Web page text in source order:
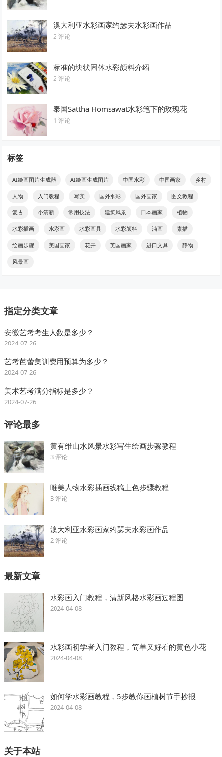
澳大利亚水彩画家约瑟夫水彩画作品
2 评论
标准的块状固体水彩颜料介绍
2 评论
泰国Sattha Homsawat水彩笔下的玫瑰花
1 评论
标签
AI绘画图片生成器 AI绘画生成图片 中国水彩 中国画家 乡村
人物 入门教程 写实 国外水彩 国外画家 图文教程
复古 小清新 常用技法 建筑风景 日本画家 植物
水彩插画 水彩画 水彩画具 水彩颜料 油画 素描
绘画步骤 美国画家 花卉 英国画家 进口文具 静物
风景画
指定分类文章
安徽艺考考生人数是多少？
2024-07-26
艺考芭蕾集训费用预算为多少？
2024-07-26
美术艺考满分指标是多少？
2024-07-26
评论最多
黄有维山水风景水彩写生绘画步骤教程
3 评论
唯美人物水彩插画线稿上色步骤教程
3 评论
澳大利亚水彩画家约瑟夫水彩画作品
2 评论
最新文章
水彩画入门教程，清新风格水彩画过程图
2024-04-08
水彩画初学者入门教程，简单又好看的黄色小花
2024-04-08
如何学水彩画教程，5步教你画植树节手抄报
2024-04-08
关于本站